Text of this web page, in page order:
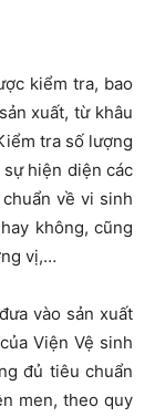
kiểm tra, bao
xuất, từ khâu
tra số lượng
hiện diện các
về vi sinh
không, cũng
vị,…
vào sản xuất
Viện Vệ sinh
đủ tiêu chuẩn
men, theo quy